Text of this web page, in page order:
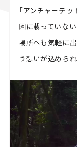
「アンチャーテッ
図に載っていない
場所へも気軽に
う想いが込められ